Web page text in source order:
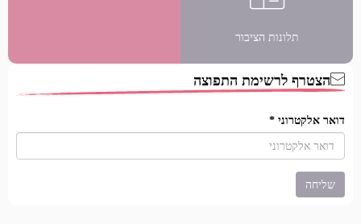
תלונות הציבור
הצטרף לרשימת התפוצה
דואר אלקטרוני*